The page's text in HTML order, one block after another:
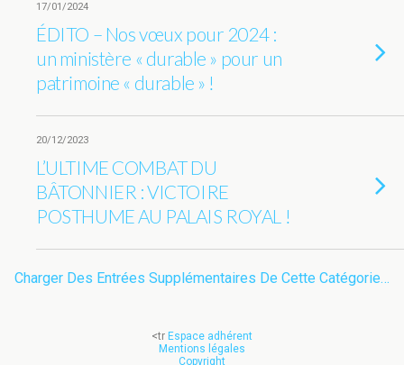
17/01/2024
ÉDITO – Nos vœux pour 2024 :
un ministère « durable » pour un
patrimoine « durable » !
20/12/2023
L’ULTIME COMBAT DU
BÂTONNIER : VICTOIRE
POSTHUME AU PALAIS ROYAL !
Charger Des Entrées Supplémentaires De Cette Catégorie…
<tr Espace adhérent
Mentions légales
Copyright